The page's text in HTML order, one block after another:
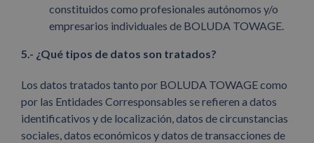
constituidos como profesionales autónomos y/o
empresarios individuales de BOLUDA TOWAGE.
5.- ¿Qué tipos de datos son tratados?
Los datos tratados tanto por BOLUDA TOWAGE como
por las Entidades Corresponsables se refieren a datos
identificativos y de localización, datos de circunstancias
sociales, datos económicos y datos de transacciones de